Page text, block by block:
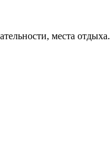
места отдыха.